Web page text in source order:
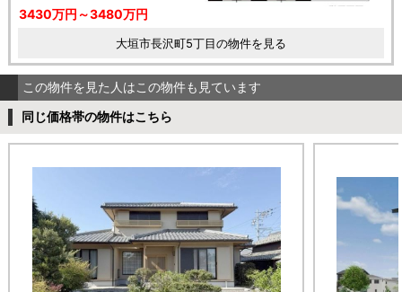
3430万円～3480万円
大垣市長沢町5丁目の物件を見る
この物件を見た人はこの物件も見ています
同じ価格帯の物件はこちら